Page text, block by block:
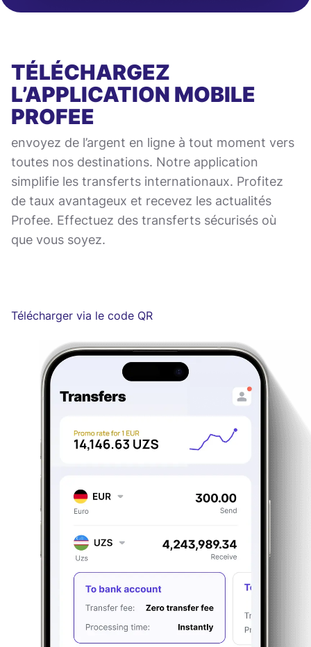
TÉLÉCHARGEZ
L’APPLICATION MOBILE
PROFEE
envoyez de l’argent en ligne à tout moment vers
toutes nos destinations. Notre application
simplifie les transferts internationaux. Profitez
de taux avantageux et recevez les actualités
Profee. Effectuez des transferts sécurisés où
que vous soyez.
Télécharger via le code QR